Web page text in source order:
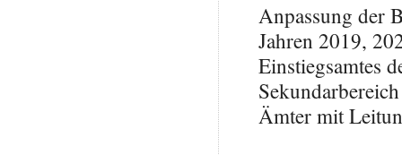
Anpassung der
Jahren 2019,
Einstiegsamtes
Ämter mit